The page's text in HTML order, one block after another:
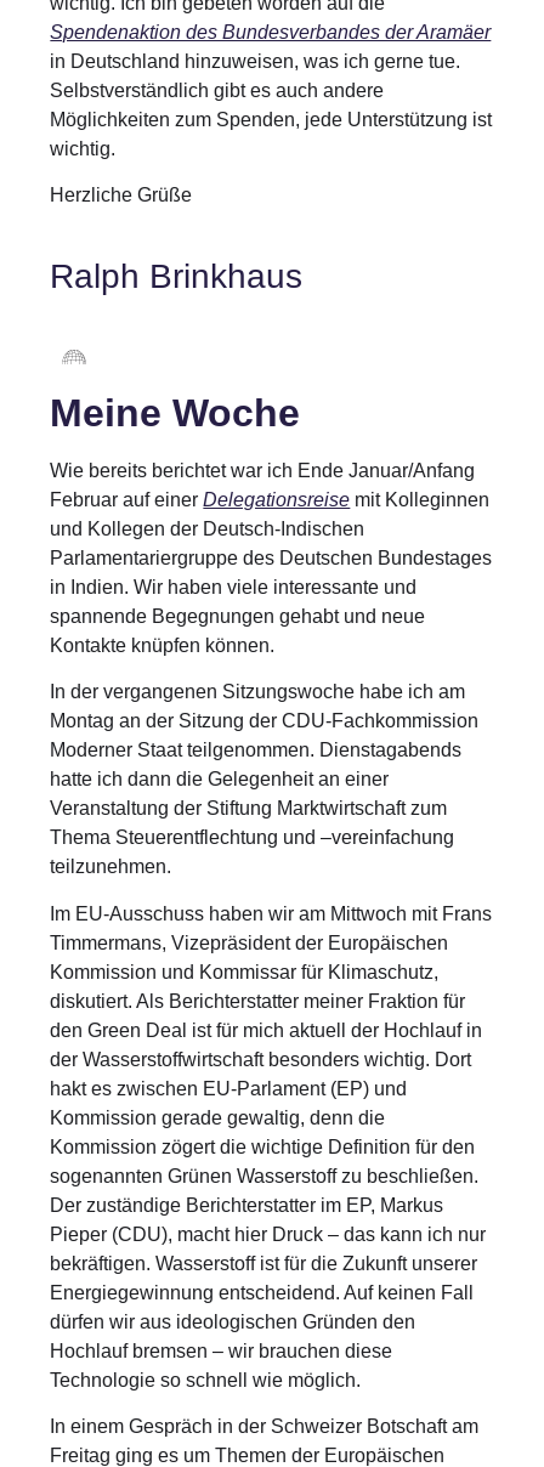
Spendenaktion des Bundesverbandes der Aramäer
in Deutschland hinzuweisen, was ich gerne tue.
Selbstverständlich gibt es auch andere
Möglichkeiten zum Spenden, jede Unterstützung ist
wichtig.
Herzliche Grüße
Ralph Brinkhaus
Meine Woche
Wie bereits berichtet war ich Ende Januar/Anfang
Februar auf einerDelegationsreise mit Kolleginnen
und Kollegen der Deutsch-Indischen
Parlamentariergruppe des Deutschen Bundestages
in Indien. Wir haben viele interessante und
spannende Begegnungen gehabt und neue
Kontakte knüpfen können.
In der vergangenen Sitzungswoche habe ich am
Montag an der Sitzung der CDU-Fachkommission
Moderner Staat teilgenommen. Dienstagabends
hatte ich dann die Gelegenheit an einer
Veranstaltung der Stiftung Marktwirtschaft zum
Thema Steuerentflechtung und –vereinfachung
teilzunehmen.
Im EU-Ausschuss haben wir am Mittwoch mit Frans
Timmermans, Vizepräsident der Europäischen
Kommission und Kommissar für Klimaschutz,
diskutiert. Als Berichterstatter meiner Fraktion für
den Green Deal ist für mich aktuell der Hochlauf in
der Wasserstoffwirtschaft besonders wichtig. Dort
hakt es zwischen EU-Parlament (EP) und
Kommission gerade gewaltig, denn die
Kommission zögert die wichtige Definition für den
sogenannten Grünen Wasserstoff zu beschließen.
Der zuständige Berichterstatter im EP, Markus
Pieper (CDU), macht hier Druck – das kann ich nur
bekräftigen. Wasserstoff ist für die Zukunft unserer
Energiegewinnung entscheidend. Auf keinen Fall
dürfen wir aus ideologischen Gründen den
Hochlauf bremsen – wir brauchen diese
Technologie so schnell wie möglich.
In einem Gespräch in der Schweizer Botschaft am
Freitag ging es um Themen der Europäischen